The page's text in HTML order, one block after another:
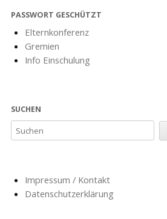
PASSWORT GESCHÜTZT
Elternkonferenz
Gremien
Info Einschulung
SUCHEN
Impressum / Kontakt
Datenschutzerklärung